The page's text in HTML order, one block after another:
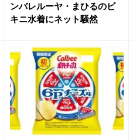
ンバレルーヤ・まひるのビ
キニ水着にネット騒然